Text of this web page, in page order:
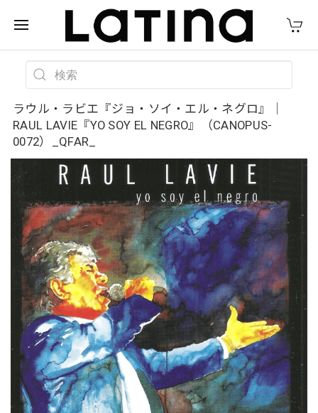
ラウル・ラビエ『ジョ・ソイ・エル・ネグロ』｜
RAUL LAVIE『YO SOY EL NEGRO』（CANOPUS-
0072）_QFAR_